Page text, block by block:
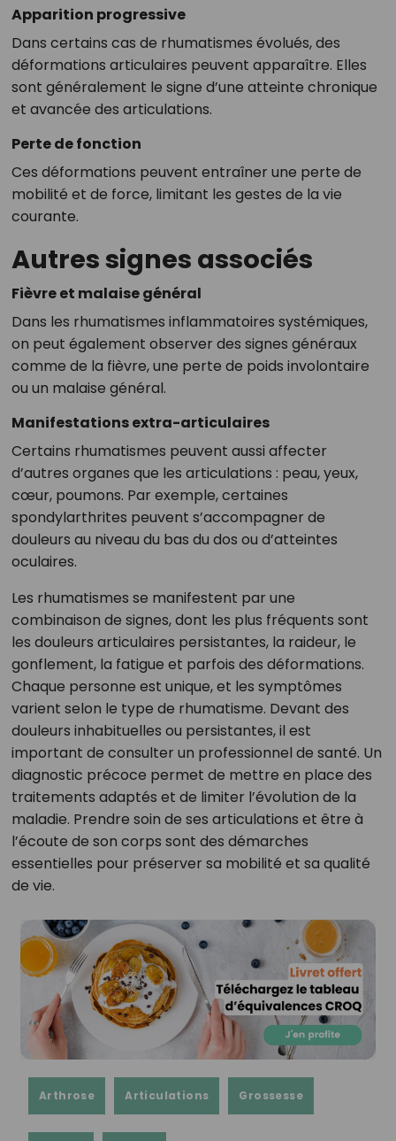
Apparition progressive
Dans certains cas de rhumatismes évolués, des
déformations articulaires peuvent apparaître. Elles
sont généralement le signe d’une atteinte chronique
et avancée des articulations.
Perte de fonction
Ces déformations peuvent entraîner une perte de
mobilité et de force, limitant les gestes de la vie
courante.
Autres signes associés
Fièvre et malaise général
Dans les rhumatismes inflammatoires systémiques,
on peut également observer des signes généraux
comme de la fièvre, une perte de poids involontaire
ou un malaise général.
Manifestations extra-articulaires
Certains rhumatismes peuvent aussi affecter
d’autres organes que les articulations : peau, yeux,
cœur, poumons. Par exemple, certaines
spondylarthrites peuvent s’accompagner de
douleurs au niveau du bas du dos ou d’atteintes
oculaires.
Les rhumatismes se manifestent par une
combinaison de signes, dont les plus fréquents sont
les douleurs articulaires persistantes, la raideur, le
gonflement, la fatigue et parfois des déformations.
Chaque personne est unique, et les symptômes
varient selon le type de rhumatisme. Devant des
douleurs inhabituelles ou persistantes, il est
important de consulter un professionnel de santé. Un
diagnostic précoce permet de mettre en place des
traitements adaptés et de limiter l’évolution de la
maladie. Prendre soin de ses articulations et être à
l’écoute de son corps sont des démarches
essentielles pour préserver sa mobilité et sa qualité
de vie.
Arthrose Articulations Grossesse